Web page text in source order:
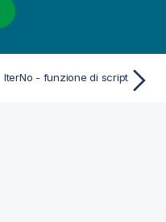
IterNo - funzione di script